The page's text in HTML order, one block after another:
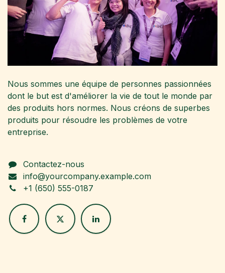
Nous sommes une équipe de personnes passionnées
dont le but est d'améliorer la vie de tout le monde par
des produits hors normes. Nous créons de superbes
produits pour résoudre les problèmes de votre
entreprise.
Contactez-nous
info@yourcompany.example.com
+1 (650) 555-0187